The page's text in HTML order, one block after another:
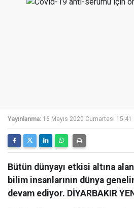
Yayınlanma: 16 Mayıs 2020 Cumartesi 15:41
Bütün dünyayı etkisi altına
bilim insanlarının dünya
devam ediyor. DİYARBAKIR